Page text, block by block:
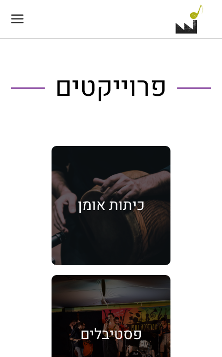
Main
Menu
פרוייקטים
כיתות אומן
פסטיבלים